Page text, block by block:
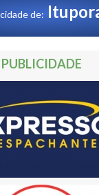
de:
PUBLICIDADE